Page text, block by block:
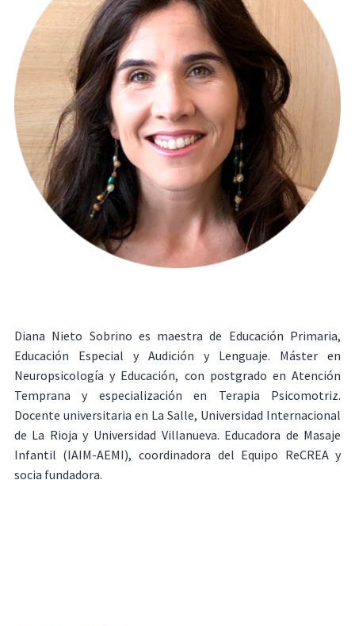
Diana Nieto Sobrino es maestra de Educación Primaria,
Educación Especial y Audición y Lenguaje. Máster en
Neuropsicología y Educación, con postgrado en Atención
Temprana y especialización en Terapia Psicomotriz.
Docente universitaria en La Salle, Universidad Internacional
de La Rioja y Universidad Villanueva. Educadora de Masaje
Infantil (IAIM-AEMI), coordinadora del Equipo ReCREA y
socia fundadora.